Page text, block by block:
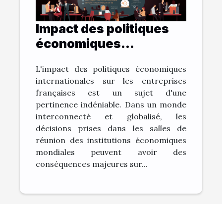
Impact des politiques
économiques
vitalité des entreprises
françaises
L'impact des politiques économiques
internationales sur les entreprises
françaises est un sujet d'une
pertinence indéniable. Dans un monde
interconnecté et globalisé, les
décisions prises dans les salles de
réunion des institutions économiques
mondiales peuvent avoir des
conséquences majeures sur...